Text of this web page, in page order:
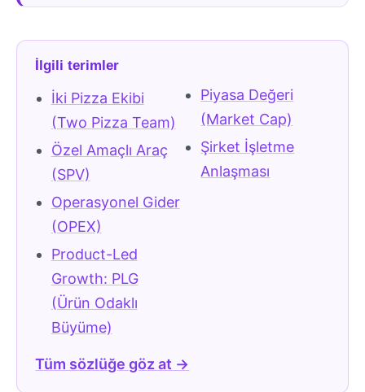
İlgili terimler
İki Pizza Ekibi
(Two Pizza Team)
Özel Amaçlı Araç
(SPV)
Operasyonel Gider
(OPEX)
Product-Led
Growth: PLG
(Ürün Odaklı
Büyüme)
Piyasa Değeri
(Market Cap)
Şirket İşletme
Anlaşması
Tüm sözlüğe göz at →